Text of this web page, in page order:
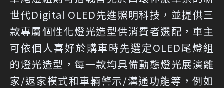
世代Digital OLED先進照明科技，並提供三
款專屬個性化燈光造型供消費者選配，車主
可依個人喜好於購車時先選定OLED尾燈組
的燈光造型，每一款均具備動態燈光展演離
家/返家模式和車輛警示/溝通功能等，例如